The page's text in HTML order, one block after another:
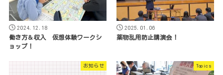
2024.12.18
働き方＆収入 仮想体験ワークシ
ョップ！
2025.01.06
薬物乱用防止講演会！
お知らせ Topics